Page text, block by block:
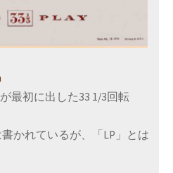
が最初に出した33 1/3回転
書かれているが、「LP」とは